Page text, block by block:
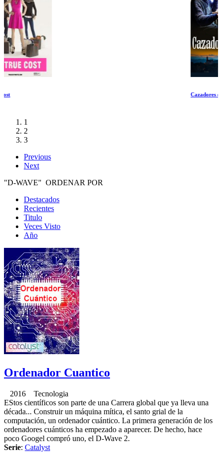
1
2
3
Previous
Next
"D-WAVE" ORDENAR POR
Destacados
Recientes
Titulo
Veces Visto
Año
Ordenador Cuantico
2016 Tecnologia
EStos científicos son parte de una Carrera global que ya lleva una
década... Construir un máquina mítica, el santo grial de la
computación, un ordenador cuántico. La primera generación de los
ordenadores cuánticos ha empezado a aparecer. De hecho, hace
poco Googel compró uno, el D-Wave 2.
Serie: Catalyst